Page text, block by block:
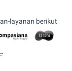
layanan berikut